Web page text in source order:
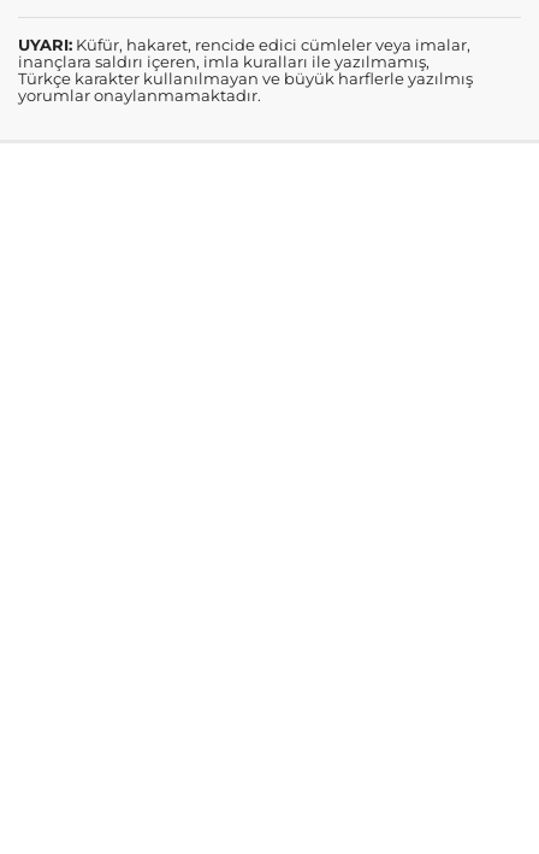
UYARI: Küfür, hakaret, rencide edici cümleler veya imalar,
inançlara saldırı içeren, imla kuralları ile yazılmamış,
Türkçe karakter kullanılmayan ve büyük harflerle yazılmış
yorumlar onaylanmamaktadır.